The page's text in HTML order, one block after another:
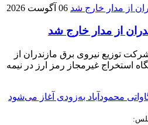
06 آگوست 2026
توزیع نیروی برق مازندران از
و جمع‌آوری ۱۹ دستگاه استخراج غیرمجاز رمز ارز در نیمه